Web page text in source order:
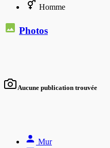
Homme
Photos
Aucune publication trouvée
Mur